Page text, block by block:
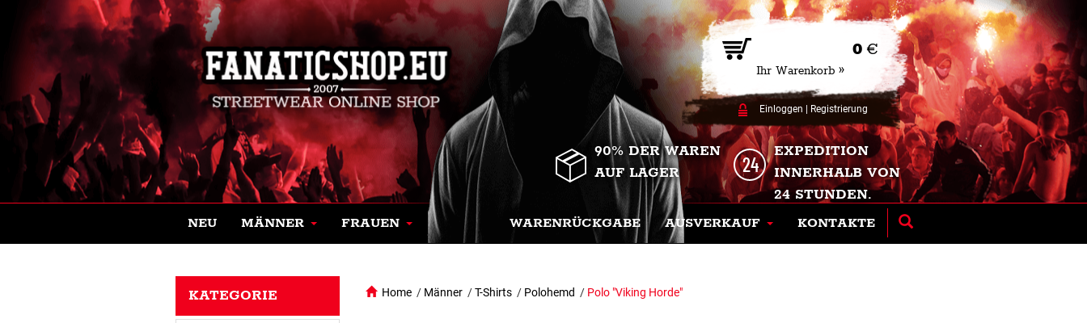
0 €
Ihr Warenkorb »
Einloggen Registrierung
90% DER WAREN
AUF LAGER
EXPEDITION
INNERHALB VON
24 STUNDEN.
NEU MÄNNER FRAUEN WARENRÜCKGABE AUSVERKAUF KONTAKTE
Home / Männer /T-Shirts / Polohemd / Polo "Viking Horde"
KATEGORIE